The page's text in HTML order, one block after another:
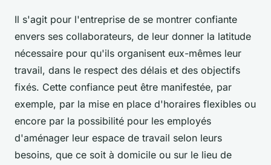
Il s'agit pour l'entreprise de se montrer confiante
envers ses collaborateurs, de leur donner la latitude
nécessaire pour qu'ils organisent eux-mêmes leur
travail, dans le respect des délais et des objectifs
fixés. Cette confiance peut être manifestée, par
exemple, par la mise en place d'horaires flexibles ou
encore par la possibilité pour les employés
d'aménager leur espace de travail selon leurs
besoins, que ce soit à domicile ou sur le lieu de